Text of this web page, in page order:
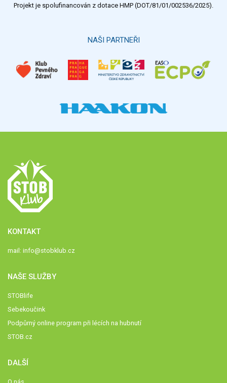
Projekt je spolufinancován z dotace HMP (DOT/81/01/002536/2025).
NAŠI PARTNEŘI
KONTAKT
mail: info@stobklub.cz
NAŠE SLUŽBY
STOBlife
Sebekoučink
Podpůrný online program při lécích na hubnutí
STOB.cz
DALŠÍ